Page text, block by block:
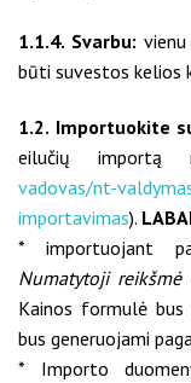
1.1.4. Svarbu:
būti suvestos kelios
1.2. Importuokite
eilučių
vadovas/nt-
importavimas).
* importuojant
Numatytoji reikšmė
Kainos formulė
bus generuojami
* Importo